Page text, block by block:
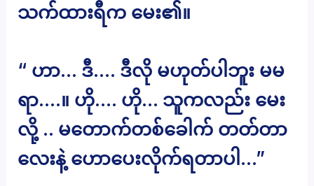
သက်ထားရီက မေး၏။
“ ဟာ… ဒီ…. ဒီလို မဟုတ်ပါဘူး မမ
ရာ….။ ဟို…. ဟို… သူကလည်း မေး
လို့ .. မတောက်တစ်ခေါက် တတ်တာ
လေးနဲ့ ဟောပေးလိုက်ရတာပါ…”